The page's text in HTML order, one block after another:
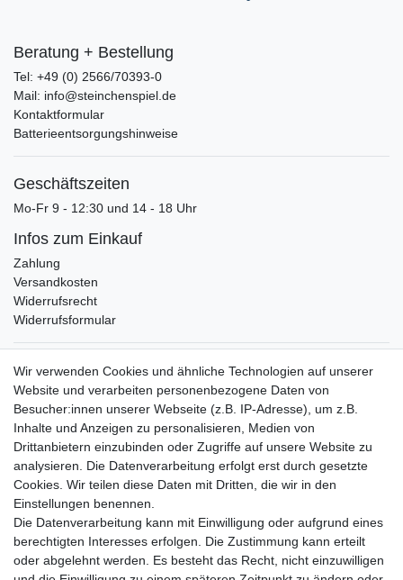
Beratung + Bestellung
Tel: +49 (0) 2566/70393-0
Mail: info@steinchenspiel.de
Kontaktformular
Batterieentsorgungshinweise
Geschäftszeiten
Mo-Fr 9 - 12:30 und 14 - 18 Uhr
Infos zum Einkauf
Zahlung
Versandkosten
Widerrufsrecht
Widerrufsformular
Verpackungslizenz
bei der Landbell AG
Zahlungsarten
Vorabüberweisung
Rechnungskauf
Zahlung bei Abholung
PayPal (inkl. Kreditkarten)
Wir verwenden Cookies und ähnliche Technologien auf unserer
Website und verarbeiten personenbezogene Daten von
Besucher:innen unserer Webseite (z.B. IP-Adresse), um z.B.
Inhalte und Anzeigen zu personalisieren, Medien von
Drittanbietern einzubinden oder Zugriffe auf unsere Website zu
analysieren. Die Datenverarbeitung erfolgt erst durch gesetzte
Cookies. Wir teilen diese Daten mit Dritten, die wir in den
Einstellungen benennen.
Die Datenverarbeitung kann mit Einwilligung oder aufgrund eines
berechtigten Interesses erfolgen. Die Zustimmung kann erteilt
oder abgelehnt werden. Es besteht das Recht, nicht einzuwilligen